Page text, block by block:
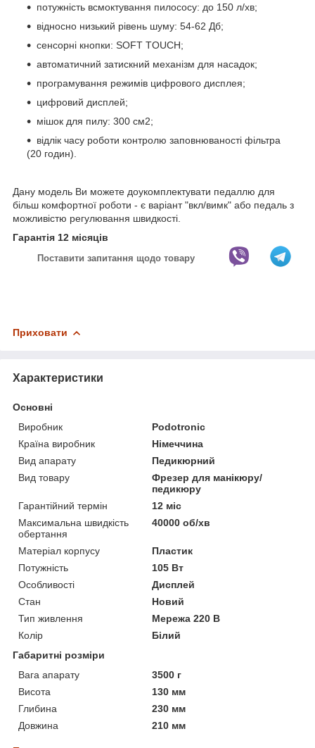
потужність всмоктування пилососу: до 150 л/хв;
відносно низький рівень шуму: 54-62 Дб;
сенсорні кнопки: SOFT TOUCH;
автоматичний затискний механізм для насадок;
програмування режимів цифрового дисплея;
цифровий дисплей;
мішок для пилу: 300 см2;
відлік часу роботи контролю заповнюваності фільтра
(20 годин).
Дану модель Ви можете доукомплектувати педаллю для
більш комфортної роботи - є варіант "вкл/вимк" або педаль з
можливістю регулювання швидкості.
Гарантія 12 місяців
Поставити запитання щодо товару
Приховати
Характеристики
Основні
Виробник
Podotronic
Країна виробник
Німеччина
Вид апарату
Педикюрний
Вид товару
Фрезер для манікюру/
педикюру
Гарантійний термін
12 міс
Максимальна швидкість
обертання
40000 об/хв
Матеріал корпусу
Пластик
Потужність
105 Вт
Особливості
Дисплей
Стан
Новий
Тип живлення
Мережа 220 В
Колір
Білий
Габаритні розміри
Вага апарату
3500 г
Висота
130 мм
Глибина
230 мм
Довжина
210 мм